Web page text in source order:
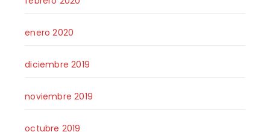
enero 2020
diciembre 2019
noviembre 2019
octubre 2019